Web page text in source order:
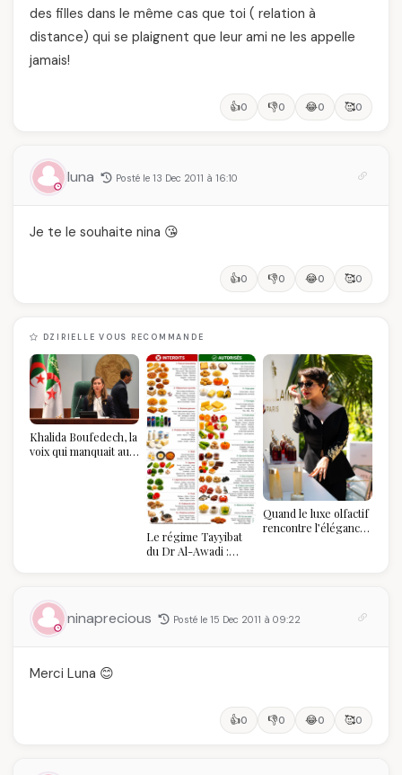
des filles dans le même cas que toi ( relation à
distance) qui se plaignent que leur ami ne les appelle
jamais!
👍0 👎0 😂0 🥰0
luna Posté le 13 Dec 2011 à 16:10
Je te le souhaite nina 😘
👍0 👎0 😂0 🥰0
DZIRIELLE VOUS RECOMMANDE
Khalida Boufedech, la
voix qui manquait au
Le régime Tayyibat
du Dr Al-Awadi :
vraiment savoir
Quand le luxe olfactif
rencontre l’élégance
ninaprecious Posté le 15 Dec 2011 à 09:22
Merci Luna 😊
👍0 👎0 😂0 🥰0